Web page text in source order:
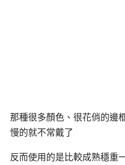
那種很多顏色、很花俏的邊
慢的就不常戴了
反而使用的是比較成熟穩重